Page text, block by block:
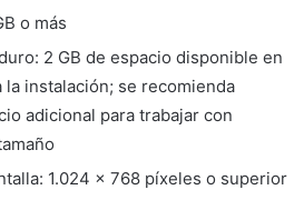
o más
2 GB de espacio disponible en
instalación; se recomienda
adicional para trabajar con
1.024 x 768 píxeles o superior